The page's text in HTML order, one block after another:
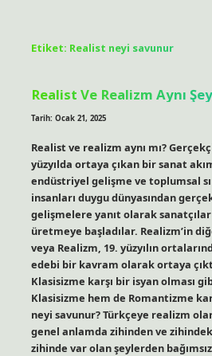
Etiket: Realist neyi savunur
Realist Ve Realizm Aynı
Tarih: Ocak 21, 2025
Realist ve realizm aynı mı?
yüzyılda ortaya çıkan bir sanat
endüstriyel gelişme ve toplumsal
insanları duygu dünyasından
gelişmelere yanıt olarak
üretmeye başladılar. Realizm’in
veya Realizm, 19. yüzyılın
edebi bir kavram olarak ortaya
Klasisizme karşı bir isyan olması
Klasisizme hem de Romantizme
neyi savunur? Türkçeye realizm
genel anlamda zihinden ve
zihinde var olan şeylerden